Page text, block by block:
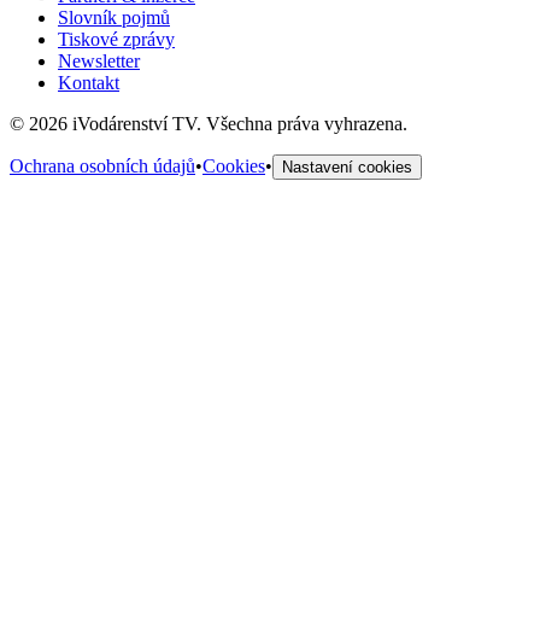
Slovník pojmů
Tiskové zprávy
Newsletter
Kontakt
© 2026 iVodárenství TV. Všechna práva vyhrazena.
Ochrana osobních údajů•Cookies• Nastavení cookies